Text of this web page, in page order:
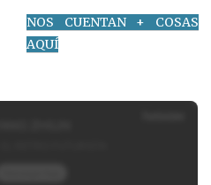
NOS CUENTAN + COSAS
AQUÍ